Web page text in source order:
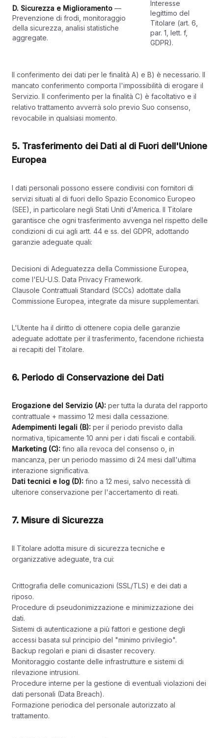
D. Sicurezza e Miglioramento —
Prevenzione di frodi, monitoraggio
della sicurezza, analisi statistiche
aggregate.
Interesse
legittimo del
Titolare (art. 6,
par. 1, lett. f,
GDPR).
Il conferimento dei dati per le finalità A) e B) è necessario. Il
mancato conferimento comporta l'impossibilità di erogare il
Servizio. Il conferimento per la finalità C) è facoltativo e il
relativo trattamento avverrà solo previo Suo consenso,
revocabile in qualsiasi momento.
5. Trasferimento dei Dati al di Fuori dell'Unione
Europea
I dati personali possono essere condivisi con fornitori di
servizi situati al di fuori dello Spazio Economico Europeo
(SEE), in particolare negli Stati Uniti d'America. Il Titolare
garantisce che ogni trasferimento avvenga nel rispetto delle
condizioni di cui agli artt. 44 e ss. del GDPR, adottando
garanzie adeguate quali:
Decisioni di Adeguatezza della Commissione Europea,
come l'EU-U.S. Data Privacy Framework.
Clausole Contrattuali Standard (SCCs) adottate dalla
Commissione Europea, integrate da misure supplementari.
L'Utente ha il diritto di ottenere copia delle garanzie
adeguate adottate per il trasferimento, facendone richiesta
ai recapiti del Titolare.
6. Periodo di Conservazione dei Dati
Erogazione del Servizio (A): per tutta la durata del rapporto
contrattuale + massimo 12 mesi dalla cessazione.
Adempimenti legali (B): per il periodo previsto dalla
normativa, tipicamente 10 anni per i dati fiscali e contabili.
Marketing (C): fino alla revoca del consenso o, in
mancanza, per un periodo massimo di 24 mesi dall'ultima
interazione significativa.
Dati tecnici e log (D): fino a 12 mesi, salvo necessità di
ulteriore conservazione per l'accertamento di reati.
7. Misure di Sicurezza
Il Titolare adotta misure di sicurezza tecniche e
organizzative adeguate, tra cui:
Crittografia delle comunicazioni (SSL/TLS) e dei dati a
riposo.
Procedure di pseudonimizzazione e minimizzazione dei
dati.
Sistemi di autenticazione a più fattori e gestione degli
accessi basata sul principio del "minimo privilegio".
Backup regolari e piani di disaster recovery.
Monitoraggio costante delle infrastrutture e sistemi di
rilevazione intrusioni.
Procedure interne per la gestione di eventuali violazioni dei
dati personali (Data Breach).
Formazione periodica del personale autorizzato al
trattamento.